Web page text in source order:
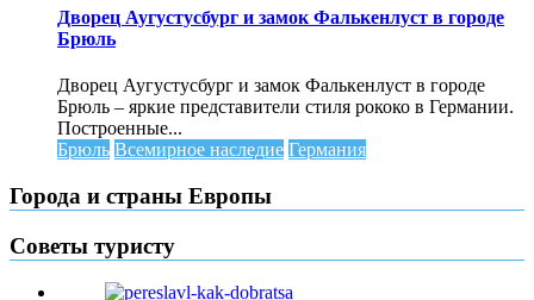
Дворец
Аугустусбург
замок
Фалькенлуст
в
городе
Брюль
Дворец Аугустусбург и замок Фалькенлуст в городе
Брюль
Дворец Аугустусбург и замок Фалькенлуст в городе
Брюль – яркие представители стиля рококо в Германии.
Построенные...
Брюль Всемирное наследие Германия
Города и страны Европы
Советы туристу